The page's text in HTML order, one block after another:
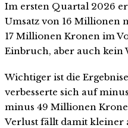
Im ersten Quartal 2026
Umsatz von 16 Millionen
17 Millionen Kronen im
Einbruch, aber auch kein
Wichtiger ist die
verbesserte sich auf
minus 49 Millionen
Verlust fällt damit kleiner